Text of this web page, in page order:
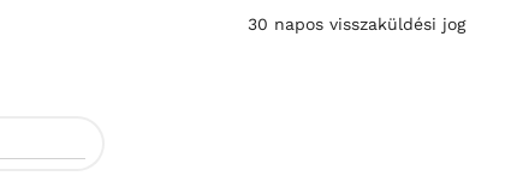
30 napos visszaküldési jog